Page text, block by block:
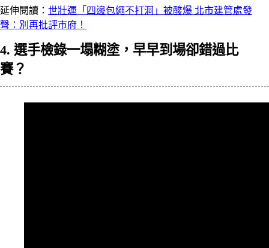
延伸閱讀： 世壯運「四邊包繩不打洞」被酸爆 北市建管處發
聲：別再批評市府！
4. 選手檢錄一塌糊塗，早早到場卻錯過比
賽？